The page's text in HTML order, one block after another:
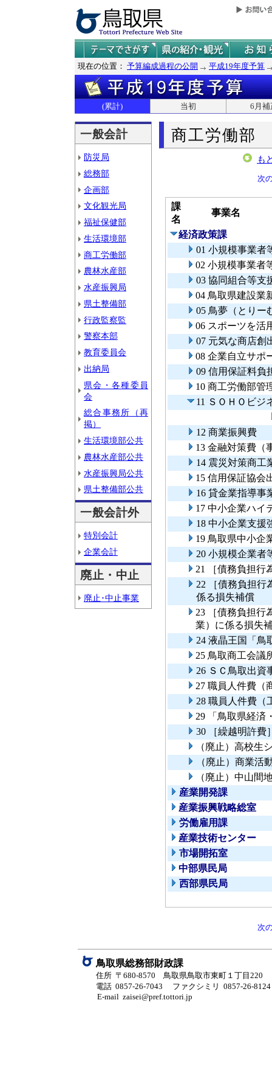
現在の位置： 予算編成過程の公開 平成19年度予算
(累計) 当初 6月補
一般会計
防災局
総務部
企画部
文化観光局
福祉保健部
生活環境部
商工労働部
農林水産部
水産振興局
県土整備部
行政監察監
警察本部
教育委員会
出納局
県会・各種委員
会
総合事務所（再
掲）
生活環境部公共
農林水産部公共
水産振興局公共
県土整備部公共
一般会計外
特別会計
企業会計
廃止・中止
廃止･中止事業
商工労働部
も
次
課
名
事業名
経済政策課
01 小規模事業者
02 小規模事業者
03 協同組合等支
04 鳥取県建設業
05 鳥夢（とりー
06 スポーツを活
07 元気な商店創
08 企業自立サポ
09 信用保証料負
10 商工労働部管
11 ＳＯＨＯビジ
12 商業振興費
13 金融対策費（
14 震災対策商工
15 信用保証協会
16 貸金業指導事
17 中小企業ハイ
18 中小企業支援
19 鳥取県中小企
20 小規模企業者
21 ［債務負担行
22 ［債務負担行
係る損失補償
23 ［債務負担行
業）に係る損失
24 液晶王国「鳥
25 鳥取商工会議
26 ＳＣ鳥取出資
27 職員人件費（
28 職員人件費（
29 「鳥取県経済
30 ［繰越明許費
（廃止）高校生
（廃止）商業活
（廃止）中山間
産業開発課
産業振興戦略総室
労働雇用課
産業技術センター
市場開拓室
中部県民局
西部県民局
次
鳥取県総務部財政課
住所 〒680-8570 鳥取県鳥取市東町１丁目220
電話 0857-26-7043
ファクシミリ 0857-26-8124
E-mail zaisei@pref.tottori.jp